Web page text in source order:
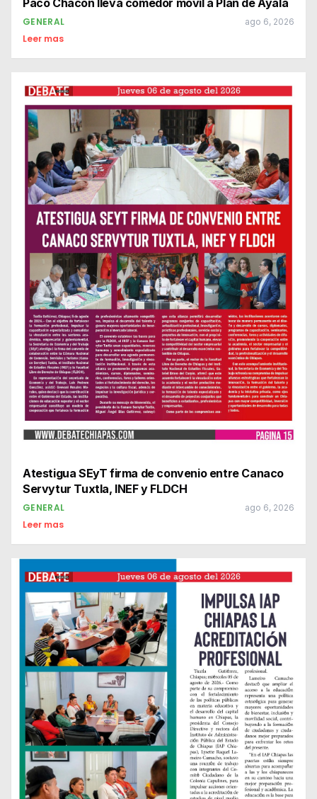
Paco Chacón lleva comedor móvil a Plan de Ayala
GENERAL ago 6, 2026
Leer mas
Atestigua SEyT firma de convenio entre Canaco
Servytur Tuxtla, INEF y FLDCH
GENERAL ago 6, 2026
Leer mas